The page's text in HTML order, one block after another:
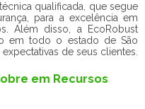
qualificada, que segue
para a excelência em
Além disso, a EcoRobust
em todo o estado de São
de seus clientes.
em Recursos